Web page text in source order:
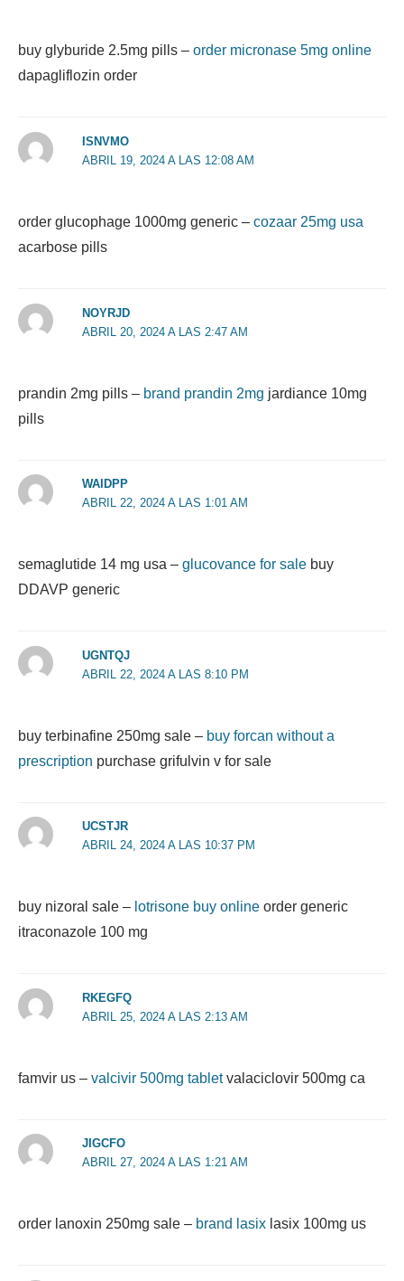
buy glyburide 2.5mg pills – order micronase 5mg online
dapagliflozin order
ISNVMO
ABRIL 19, 2024 A LAS 12:08 AM
order glucophage 1000mg generic – cozaar 25mg usa
acarbose pills
NOYRJD
ABRIL 20, 2024 A LAS 2:47 AM
prandin 2mg pills – brand prandin 2mg jardiance 10mg
pills
WAIDPP
ABRIL 22, 2024 A LAS 1:01 AM
semaglutide 14 mg usa – glucovance for sale buy
DDAVP generic
UGNTQJ
ABRIL 22, 2024 A LAS 8:10 PM
buy terbinafine 250mg sale – buy forcan without a
prescription purchase grifulvin v for sale
UCSTJR
ABRIL 24, 2024 A LAS 10:37 PM
buy nizoral sale – lotrisone buy online order generic
itraconazole 100 mg
RKEGFQ
ABRIL 25, 2024 A LAS 2:13 AM
famvir us – valcivir 500mg tabletvalaciclovir 500mg ca
JIGCFO
ABRIL 27, 2024 A LAS 1:21 AM
order lanoxin 250mg sale – brand lasix lasix 100mg us